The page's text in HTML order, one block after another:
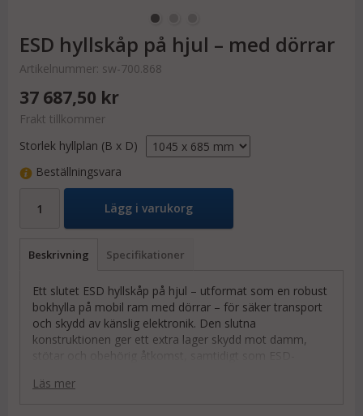
ESD hyllskåp på hjul – med dörrar
Artikelnummer: sw-700.868
37 687,50 kr
Frakt tillkommer
Storlek hyllplan (B x D)
Beställningsvara
Lägg i varukorg
Beskrivning Specifikationer
Ett slutet ESD hyllskåp på hjul – utformat som en robust
bokhylla på mobil ram med dörrar – för säker transport
och skydd av känslig elektronik. Den slutna
konstruktionen ger ett extra lager skydd mot damm,
stötar och obehörig åtkomst, samtidigt som ESD-
komponenter under hela hanteringen.
Läs mer